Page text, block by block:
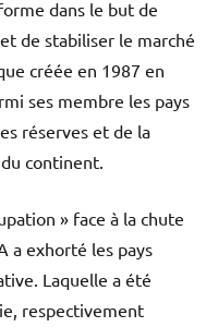
dans le but de
de stabiliser le marché
créée en 1987 en
ses membre les pays
réserves et de la
continent.
» face à la chute
a exhorté les pays
Laquelle a été
respectivement